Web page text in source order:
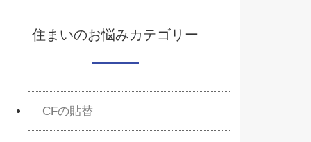
住まいのお悩みカテゴリー
CFの貼替